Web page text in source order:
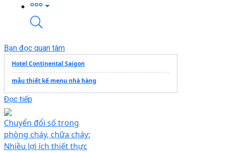
Bạn đọc quan tâm
Hotel Continental Saigon
mẫu thiết kế menu nhà hàng
Đọc tiếp
Chuyển đổi số trong
phòng cháy, chữa cháy:
Nhiều lợi ích thiết thực